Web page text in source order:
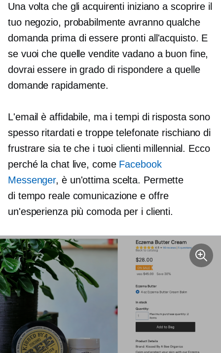
Una volta che gli acquirenti iniziano a scoprire il
tuo negozio, probabilmente avranno qualche
domanda prima di essere pronti all'acquisto. E
se vuoi che quelle vendite vadano a buon fine,
dovrai essere in grado di rispondere a quelle
domande rapidamente.
L'email è affidabile, ma i tempi di risposta sono
spesso ritardati e troppe telefonate rischiano di
frustrare sia te che i tuoi clienti millennial. Ecco
perché la chat live, come Facebook
Messenger, è un'ottima scelta. Permette
di tempo realecomunicazione e offre
un'esperienza più comoda per i clienti.